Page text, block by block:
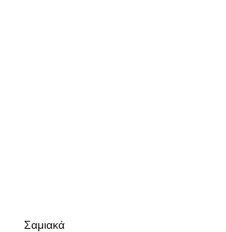
Σαμιακά